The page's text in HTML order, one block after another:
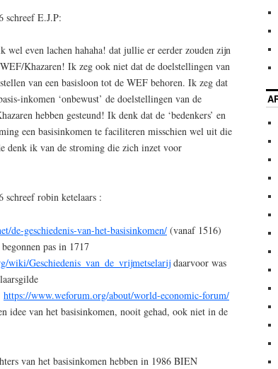
schreef E.J.P:
wel even lachen hahaha! dat jullie er eerder zouden zijn
Khazaren! Ik zeg ook niet dat de doelstellingen van
van een basisloon tot de WEF behoren. Ik zeg dat
inkomen ‘onbewust’ de doelstellingen van de
hebben gesteund! Ik denk dat de ‘bedenkers’ en
een basisinkomen te faciliteren misschien wel uit die
denk ik van de stroming die zich inzet voor
robin ketelaars :
de-geschiedenis-van-het-basisinkomen/ (vanaf 1516)
pas in 1717
wiki/Geschiedenis_van_de_vrijmetselarij daarvoor was
https://www.weforum.org/about/world-economic-forum/
idee van het basisinkomen, nooit gehad, ook niet in de
van het basisinkomen hebben in 1986 BIEN